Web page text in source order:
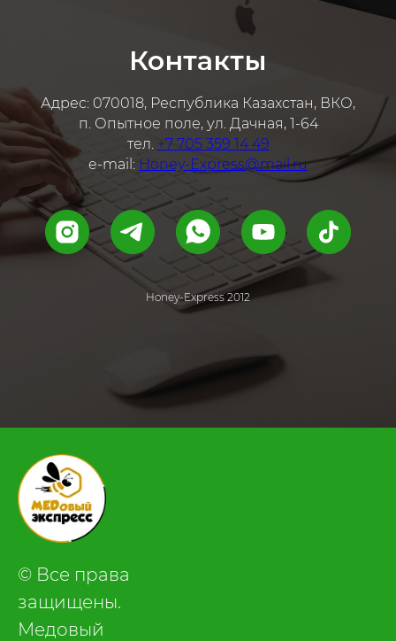
Контакты
Адрес: 070018, Республика Казахстан, ВКО,
п. Опытное поле, ул. Дачная, 1-64
тел. +7 705 359 14 49
e-mail: Honey-Express@mail.ru
Honey-Express 2012
© Все права
защищены.
Медовый